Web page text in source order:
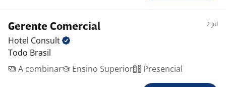
Gerente Comercial 2 jul
Hotel Consult
Todo Brasil
A combinar
Ensino Superior Presencial